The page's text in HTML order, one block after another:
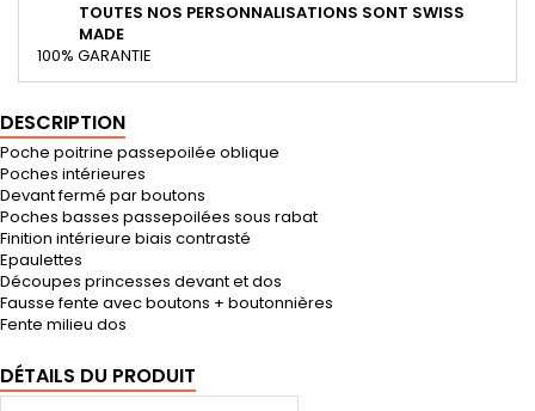
TOUTES NOS PERSONNALISATIONS SONT SWISS
MADE
100% GARANTIE
DESCRIPTION
Poche poitrine passepoilée oblique
Poches intérieures
Devant fermé par boutons
Poches basses passepoilées sous rabat
Finition intérieure biais contrasté
Epaulettes
Découpes princesses devant et dos
Fausse fente avec boutons + boutonnières
Fente milieu dos
DÉTAILS DU PRODUIT